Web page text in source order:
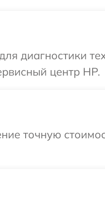
диагностики
центр HP.
точную